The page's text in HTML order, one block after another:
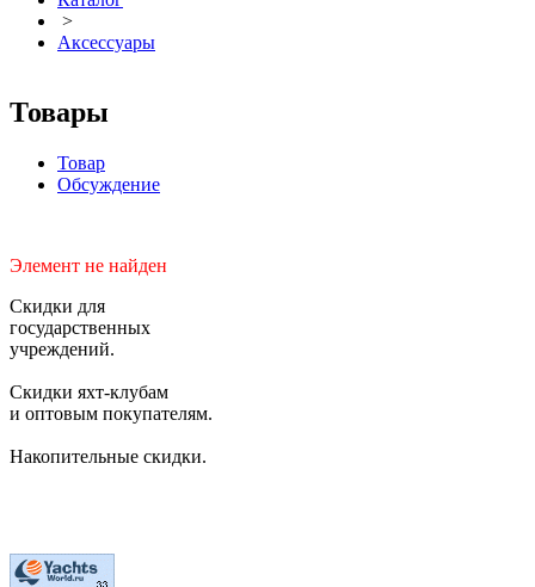
>
Аксессуары
Товары
Товар
Обсуждение
Элемент не найден
Скидки для
государственных
учреждений.
Скидки яхт-клубам
и оптовым покупателям.
Накопительные скидки.